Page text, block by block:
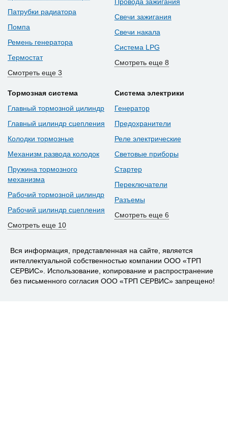
Патрубки радиатора
Помпа
Ремень генератора
Термостат
Смотреть еще 3
Свечи зажигания
Свечи накала
Система LPG
Смотреть еще 8
Тормозная система
Главный тормозной цилиндр
Главный цилиндр сцепления
Колодки тормозные
Механизм развода колодок
Пружина тормозного
механизма
Рабочий тормозной цилиндр
Рабочий цилиндр сцепления
Смотреть еще 10
Система электрики
Генератор
Предохранители
Реле электрические
Световые приборы
Стартер
Переключатели
Разъемы
Смотреть еще 6
Вся информация, представленная на сайте, является
интеллектуальной собственностью компании ООО «ТРП
СЕРВИС». Использование, копирование и распространение
без письменного согласия ООО «ТРП СЕРВИС» запрещено!